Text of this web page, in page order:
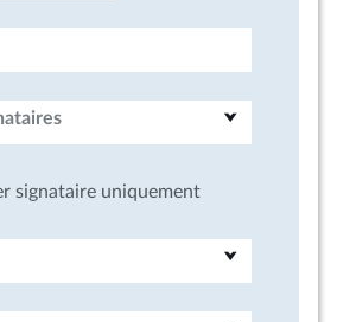
signataire uniquement